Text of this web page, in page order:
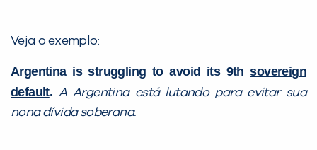
Veja o exemplo:
Argentina is struggling to avoid its 9thsovereign
default. A Argentina está lutando para evitar sua
nonadívida soberana.